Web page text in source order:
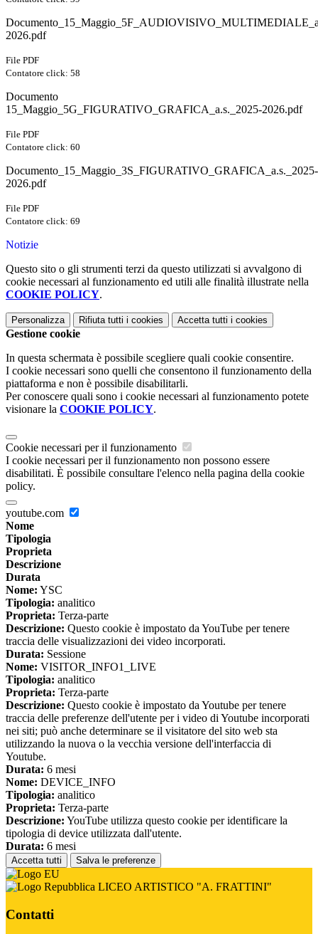
2026.pdf
File PDF
Contatore click: 58
Documento
15_Maggio_5G_FIGURATIVO_GRAFICA_a.s._2025-2026.pdf
File PDF
Contatore click: 60
Documento_15_Maggio_3S_FIGURATIVO_GRAFICA_a.s._2025-
2026.pdf
File PDF
Contatore click: 69
Notizie
Questo sito o gli strumenti terzi da questo utilizzati si avvalgono di
cookie necessari al funzionamento ed utili alle finalità illustrate nella
COOKIE POLICY.
Personalizza Rifiuta tutti i cookies Accetta tutti i cookies
Gestione cookie
In questa schermata è possibile scegliere quali cookie consentire.
I cookie necessari sono quelli che consentono il funzionamento della
piattaforma e non è possibile disabilitarli.
Per conoscere quali sono i cookie necessari al funzionamento potete
visionare la COOKIE POLICY.
Cookie necessari per il funzionamento
I cookie necessari per il funzionamento non possono essere
disabilitati. È possibile consultare l'elenco nella pagina della cookie
policy.
youtube.com
Nome
Tipologia
Proprieta
Descrizione
Durata
Nome: YSC
Tipologia: analitico
Proprieta: Terza-parte
Descrizione: Questo cookie è impostato da YouTube per tenere
traccia delle visualizzazioni dei video incorporati.
Durata: Sessione
Nome: VISITOR_INFO1_LIVE
Tipologia: analitico
Proprieta: Terza-parte
Descrizione: Questo cookie è impostato da Youtube per tenere
traccia delle preferenze dell'utente per i video di Youtube incorporati
nei siti; può anche determinare se il visitatore del sito web sta
utilizzando la nuova o la vecchia versione dell'interfaccia di
Youtube.
Durata: 6 mesi
Nome: DEVICE_INFO
Tipologia: analitico
Proprieta: Terza-parte
Descrizione: YouTube utilizza questo cookie per identificare la
tipologia di device utilizzata dall'utente.
Durata: 6 mesi
Accetta tutti Salva le preferenze
LICEO ARTISTICO "A. FRATTINI"
Contatti